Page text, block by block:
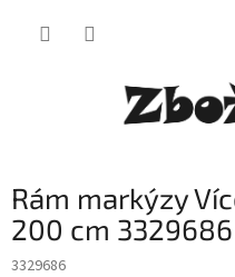
Rám markýzy
200 cm 3329686
3329686